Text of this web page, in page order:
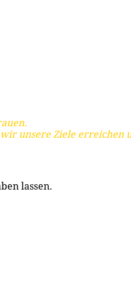
unsere Ziele erreichen
lassen.